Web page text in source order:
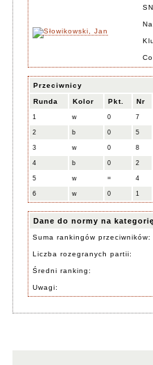
Przeciwnicy
Runda Kolor Pkt. Nr
1 w 0 7
2 b 0 5
3 w 0 8
4 b 0 2
5 w = 4
6 w 0 1
Dane do normy na
Suma rankingów przeciwników:
Liczba rozegranych partii:
Średni ranking:
Uwagi: